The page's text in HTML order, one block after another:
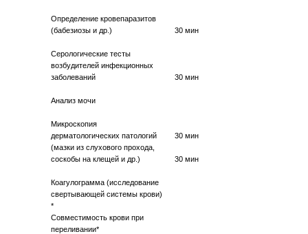
Определение кровепаразитов
(бабезиозы и др.)
Серологические тесты
возбудителей инфекционных
заболеваний
Анализ мочи
Микроскопия
дерматологических патологий
(мазки из слухового прохода,
соскобы на клещей и др.)
Коагулограмма (исследование
свертывающей системы крови)
*
Совместимость крови при
переливании*
30 мин
30 мин
30 мин
30 мин